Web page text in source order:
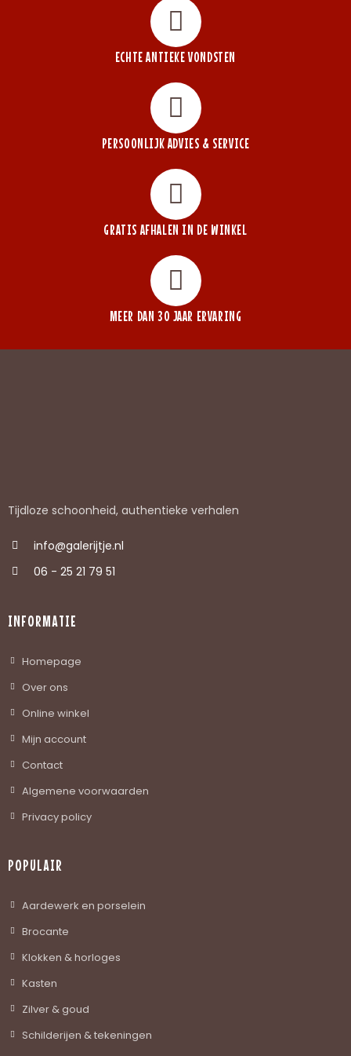
ECHTE ANTIEKE VONDSTEN
PERSOONLIJK ADVIES & SERVICE
GRATIS AFHALEN IN DE WINKEL
MEER DAN 30 JAAR ERVARING
Tijdloze schoonheid, authentieke verhalen
info@galerijtje.nl
06 - 25 21 79 51
INFORMATIE
Homepage
Over ons
Online winkel
Mijn account
Contact
Algemene voorwaarden
Privacy policy
POPULAIR
Aardewerk en porselein
Brocante
Klokken & horloges
Kasten
Zilver & goud
Schilderijen & tekeningen